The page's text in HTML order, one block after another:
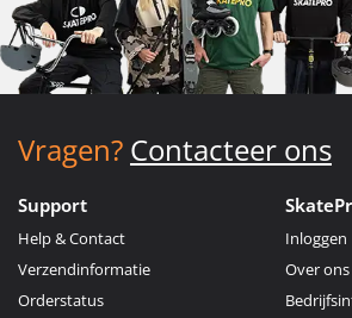
Vragen? Contacteer ons
Support
Help & Contact
Verzendinformatie
Orderstatus
Inloggen
Over ons